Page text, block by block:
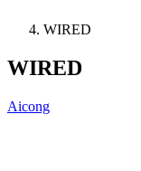
WIRED
WIRED
Aicong